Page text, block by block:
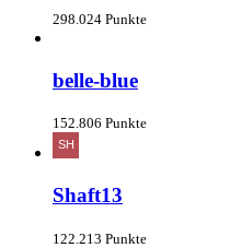
298.024 Punkte
belle-blue
152.806 Punkte
Shaft13
122.213 Punkte